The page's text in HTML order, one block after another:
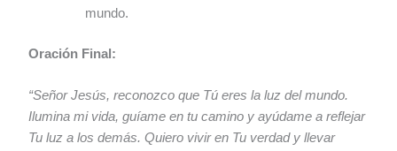
mundo.
Oración Final:
“Señor Jesús, reconozco que Tú eres la luz del mundo.
Ilumina mi vida, guíame en tu camino y ayúdame a reflejar
Tu luz a los demás. Quiero vivir en Tu verdad y llevar